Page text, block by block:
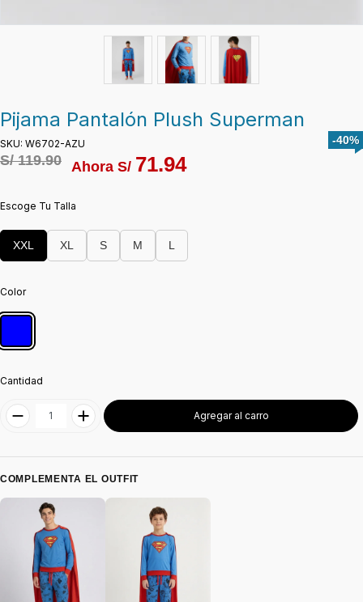
Pijama Pantalón Plush Superman
SKU: W6702-AZU
S/119.90 Ahora S/ 71.94
-40%
Escoge Tu Talla
XXL XL S M L
Color
Cantidad
Agregar al carro
COMPLEMENTA EL OUTFIT